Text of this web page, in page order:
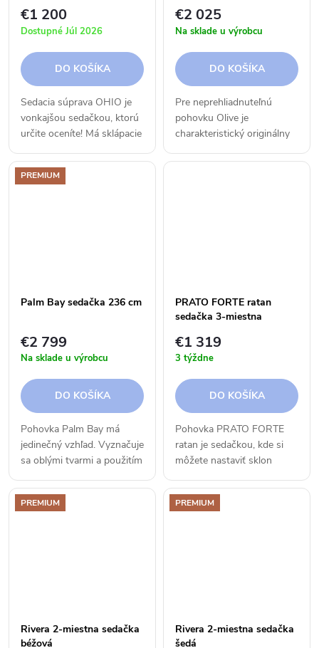
€1 200
Dostupné Júl 2026
DO KOŠÍKA
Sedacia súprava OHIO je
vonkajšou sedačkou, ktorú
určite oceníte! Má sklápacie
Vám poskytne maximálny
komfort. Vyberte si
€2 025
Na sklade u výrobcu
DO KOŠÍKA
Pre neprehliadnuteľnú
pohovku Olive je
charakteristický originálny
teaku.
PREMIUM
Palm Bay sedačka 236 cm
€2 799
Na sklade u výrobcu
DO KOŠÍKA
Pohovka Palm Bay má
jedinečný vzhľad. Vyznačuje
sa oblými tvarmi a použitím
drôtu.
PRATO FORTE ratan
sedačka 3-miestna
€1 319
3 týždne
DO KOŠÍKA
Pohovka PRATO FORTE
ratan je sedačkou, kde si
môžete nastaviť sklon
Pohodlnejšie to už ani
nemôže byť. Aj ratanový
PREMIUM
Rivera 2-miestna sedačka
béžová
PREMIUM
Rivera 2-miestna sedačka
šedá